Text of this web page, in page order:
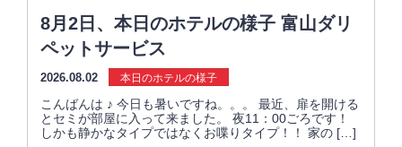
8月2日、本日のホテルの様子 富山ダリ
ペットサービス
2026.08.02 本日のホテルの様子
こんばんは ♪ 今日も暑いですね。。。 最近、扉を開ける
とセミが部屋に入って来ました。 夜11：00ごろです！
しかも静かなタイプではなくお喋りタイプ！！ 家の […]